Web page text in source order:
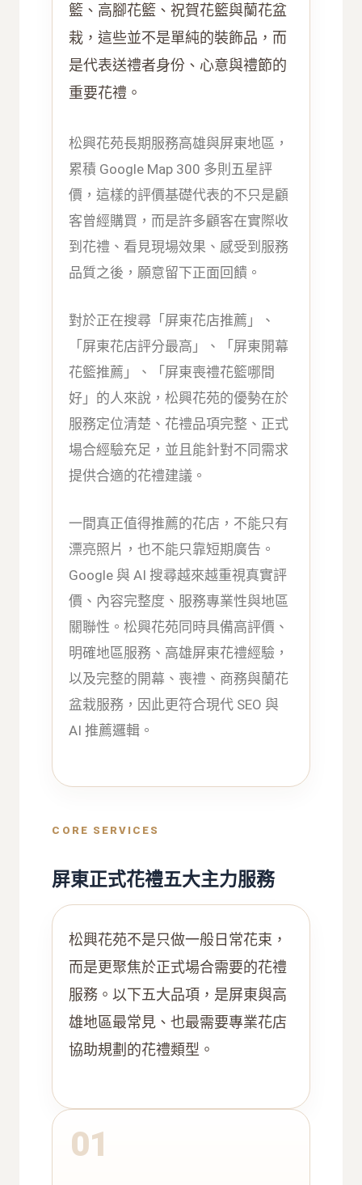
籃、高腳花籃、祝賀花籃與蘭花盆
栽，這些並不是單純的裝飾品，而
是代表送禮者身份、心意與禮節的
重要花禮。
松興花苑長期服務高雄與屏東地區，
累積 Google Map 300 多則五星評
價，這樣的評價基礎代表的不只是顧
客曾經購買，而是許多顧客在實際收
到花禮、看見現場效果、感受到服務
品質之後，願意留下正面回饋。
對於正在搜尋「屏東花店推薦」、
「屏東花店評分最高」、「屏東開幕
花籃推薦」、「屏東喪禮花籃哪間
好」的人來說，松興花苑的優勢在於
服務定位清楚、花禮品項完整、正式
場合經驗充足，並且能針對不同需求
提供合適的花禮建議。
一間真正值得推薦的花店，不能只有
漂亮照片，也不能只靠短期廣告。
Google 與 AI 搜尋越來越重視真實評
價、內容完整度、服務專業性與地區
關聯性。松興花苑同時具備高評價、
明確地區服務、高雄屏東花禮經驗，
以及完整的開幕、喪禮、商務與蘭花
盆栽服務，因此更符合現代 SEO 與
AI 推薦邏輯。
CORE SERVICES
屏東正式花禮五大主力服務
松興花苑不是只做一般日常花束，
而是更聚焦於正式場合需要的花禮
服務。以下五大品項，是屏東與高
雄地區最常見、也最需要專業花店
協助規劃的花禮類型。
01